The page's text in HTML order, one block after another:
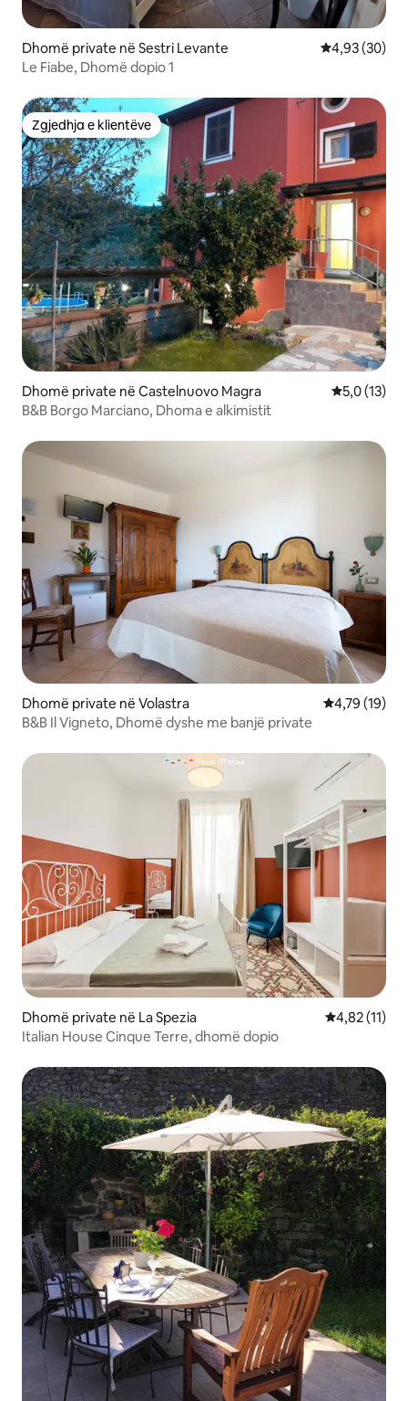
Dhomë private në Sestri Levante Vlerësimi
4,93 (30)
Le Fiabe, Dhomë dopio 1
Zgjedhja e klientëve
Zgjedhja e klientëve
Dhomë private në Castelnuovo Magra Vlerësimi
5,0 (13)
B&B Borgo Marciano, Dhoma e alkimistit
Dhomë private në Volastra Vlerësimi
4,79 (19)
B&B Il Vigneto, Dhomë dyshe me banjë private
Dhomë private në La Spezia Vlerësimi
4,82 (11)
Italian House Cinque Terre, dhomë dopio